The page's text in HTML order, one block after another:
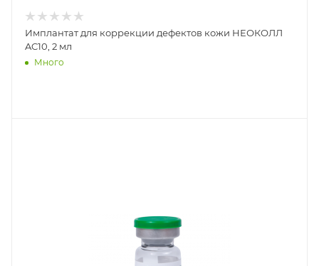
Имплантат для коррекции дефектов кожи НЕОКОЛЛ
AC10, 2 мл
Много